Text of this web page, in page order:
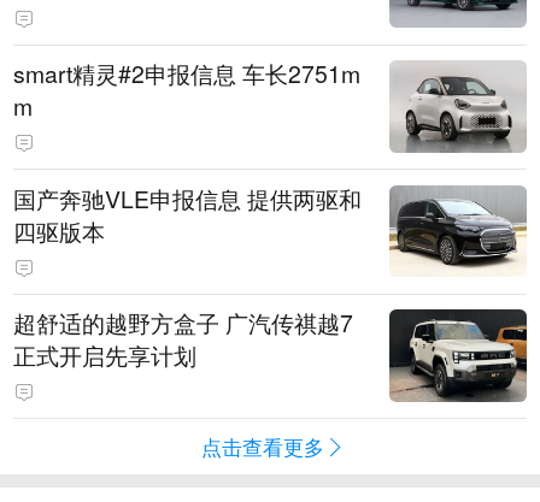
smart精灵#2申报信息 车长2751m
m
国产奔驰VLE申报信息 提供两驱和
四驱版本
超舒适的越野方盒子 广汽传祺越7
正式开启先享计划
点击查看更多